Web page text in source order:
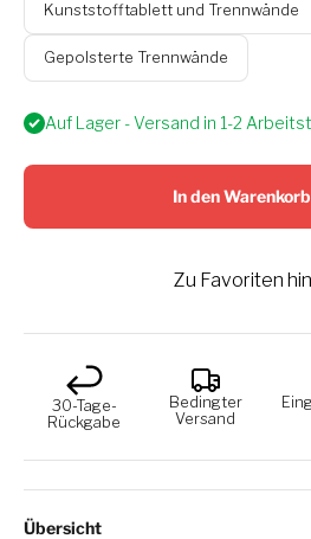
Kunststofftablett und Trennwände
Gepolsterte Trennwände
Auf Lager - Versand in 1-2
In den
Zu Favoriten
30-Tage-
Rückgabe
Bedingter
Versand
Übersicht